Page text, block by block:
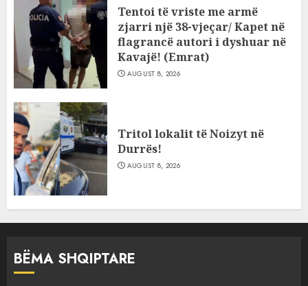
Tentoi të vriste me armë
zjarri një 38-vjeçar/ Kapet në
flagrancë autori i dyshuar në
Kavajë! (Emrat)
AUGUST 8, 2026
Tritol lokalit të Noizyt në
Durrës!
AUGUST 8, 2026
BËMA SHQIPTARE